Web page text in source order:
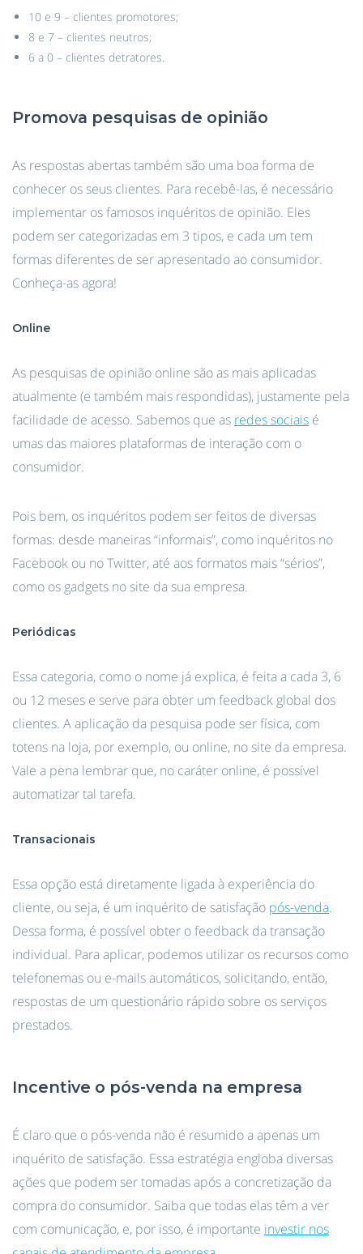
10 e 9 – clientes promotores;
8 e 7 – clientes neutros;
6 a 0 – clientes detratores.
Promova pesquisas de opinião
As respostas abertas também são uma boa forma de
conhecer os seus clientes. Para recebê-las, é necessário
implementar os famosos inquéritos de opinião. Eles
podem ser categorizadas em 3 tipos, e cada um tem
formas diferentes de ser apresentado ao consumidor.
Conheça-as agora!
Online
As pesquisas de opinião online são as mais aplicadas
atualmente (e também mais respondidas), justamente pela
facilidade de acesso. Sabemos que as redes sociais é
umas das maiores plataformas de interação com o
consumidor.
Pois bem, os inquéritos podem ser feitos de diversas
formas: desde maneiras “informais”, como inquéritos no
Facebook ou no Twitter, até aos formatos mais “sérios”,
como os gadgets no site da sua empresa.
Periódicas
Essa categoria, como o nome já explica, é feita a cada 3, 6
ou 12 meses e serve para obter um feedback global dos
clientes. A aplicação da pesquisa pode ser física, com
totens na loja, por exemplo, ou online, no site da empresa.
Vale a pena lembrar que, no caráter online, é possível
automatizar tal tarefa.
Transacionais
Essa opção está diretamente ligada à experiência do
cliente, ou seja, é um inquérito de satisfação pós-venda.
Dessa forma, é possível obter o feedback da transação
individual. Para aplicar, podemos utilizar os recursos como
telefonemas ou e-mails automáticos, solicitando, então,
respostas de um questionário rápido sobre os serviços
prestados.
Incentive o pós-venda na empresa
É claro que o pós-venda não é resumido a apenas um
inquérito de satisfação. Essa estratégia engloba diversas
ações que podem ser tomadas após a concretização da
compra do consumidor. Saiba que todas elas têm a ver
com comunicação, e, por isso, é importante investir nos